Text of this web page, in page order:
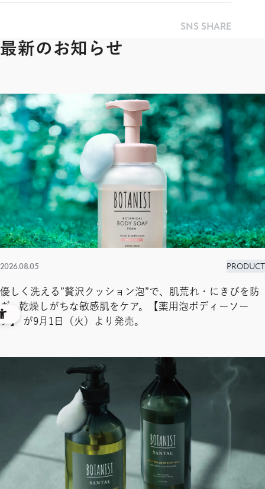
SNS SHARE
最新のお知らせ
2026.08.05 PRODUCT
優しく洗える”贅沢クッション泡”で、肌荒れ・にきびを防
ぎ、乾燥しがちな敏感肌をケア。【薬用泡ボディーソー
プ】 が9月1日（火）より発売。